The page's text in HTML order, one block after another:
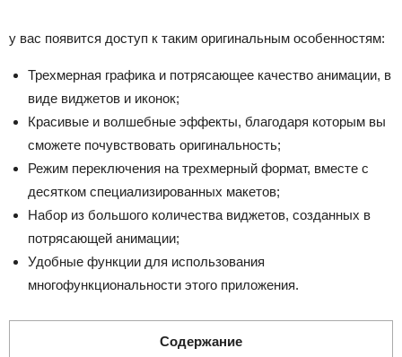
у вас появится доступ к таким оригинальным особенностям:
Трехмерная графика и потрясающее качество анимации, в
виде виджетов и иконок;
Красивые и волшебные эффекты, благодаря которым вы
сможете почувствовать оригинальность;
Режим переключения на трехмерный формат, вместе с
десятком специализированных макетов;
Набор из большого количества виджетов, созданных в
потрясающей анимации;
Удобные функции для использования
многофункциональности этого приложения.
Содержание